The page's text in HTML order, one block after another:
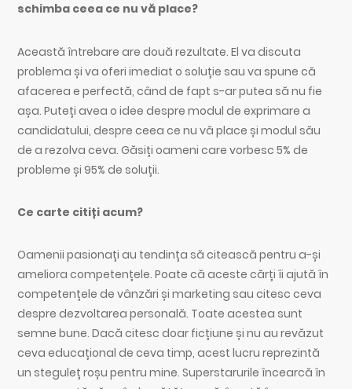
schimba ceea ce nu vă place?
Această întrebare are două rezultate. El va discuta
problema și va oferi imediat o soluție sau va spune că
afacerea e perfectă, când de fapt s-ar putea să nu fie
așa. Puteți avea o idee despre modul de exprimare a
candidatului, despre ceea ce nu vă place și modul său
de a rezolva ceva. Găsiți oameni care vorbesc 5% de
probleme și 95% de soluții.
Ce carte citiți acum?
Oamenii pasionați au tendința să citească pentru a-și
ameliora competențele. Poate că aceste cărți îi ajută în
competențele de vânzări și marketing sau citesc ceva
despre dezvoltarea personală. Toate acestea sunt
semne bune. Dacă citesc doar ficțiune și nu au revăzut
ceva educațional de ceva timp, acest lucru reprezintă
un steguleț roșu pentru mine. Superstarurile încearcă în